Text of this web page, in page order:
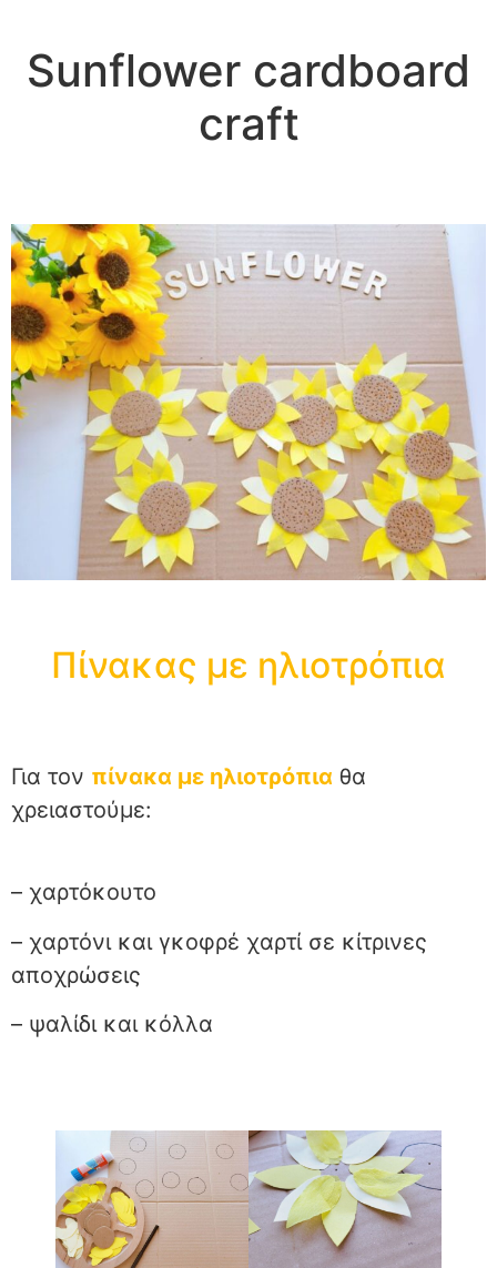
Sunflower cardboard
craft
Πίνακας με ηλιοτρόπια
Για τον πίνακα με ηλιοτρόπια θα
χρειαστούμε:
– χαρτόκουτο
– χαρτόνι και γκοφρέ χαρτί σε κίτρινες
αποχρώσεις
– ψαλίδι και κόλλα